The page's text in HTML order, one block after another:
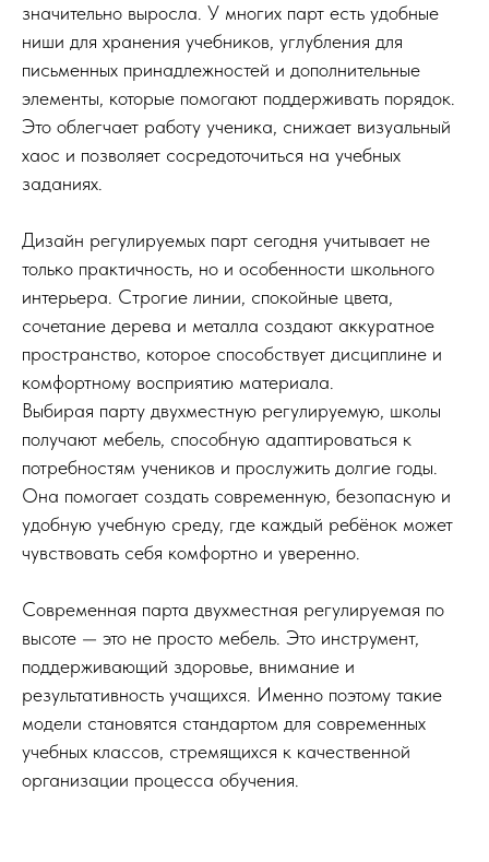
значительно выросла. У многих парт есть удобные
ниши для хранения учебников, углубления для
письменных принадлежностей и дополнительные
элементы, которые помогают поддерживать порядок.
Это облегчает работу ученика, снижает визуальный
хаос и позволяет сосредоточиться на учебных
заданиях.
Дизайн регулируемых парт сегодня учитывает не
только практичность, но и особенности школьного
интерьера. Строгие линии, спокойные цвета,
сочетание дерева и металла создают аккуратное
пространство, которое способствует дисциплине и
комфортному восприятию материала.
Выбирая парту двухместную регулируемую, школы
получают мебель, способную адаптироваться к
потребностям учеников и прослужить долгие годы.
Она помогает создать современную, безопасную и
удобную учебную среду, где каждый ребёнок может
чувствовать себя комфортно и уверенно.
Современная парта двухместная регулируемая по
высоте — это не просто мебель. Это инструмент,
поддерживающий здоровье, внимание и
результативность учащихся. Именно поэтому такие
модели становятся стандартом для современных
учебных классов, стремящихся к качественной
организации процесса обучения.
Все права защищены
Каталог
Стулья ученические
Парты двухместные
Изготовить мебель по ТЗ
Компания О компании
Доставка
Оплата